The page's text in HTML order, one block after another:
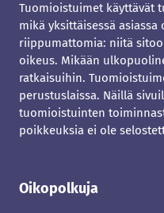
Tuomioistuimet käyttävät
mikä yksittäisessä
riippumattomia: niitä
oikeus. Mikään
ratkaisuihin.
perustuslaissa. Näillä
tuomioistuinten
poikkeuksia ei ole
Oikopolkuja